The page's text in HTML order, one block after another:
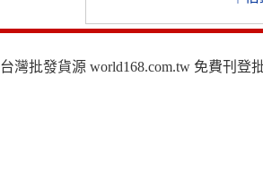
台灣批發貨源 world168.com.tw 免費刊登